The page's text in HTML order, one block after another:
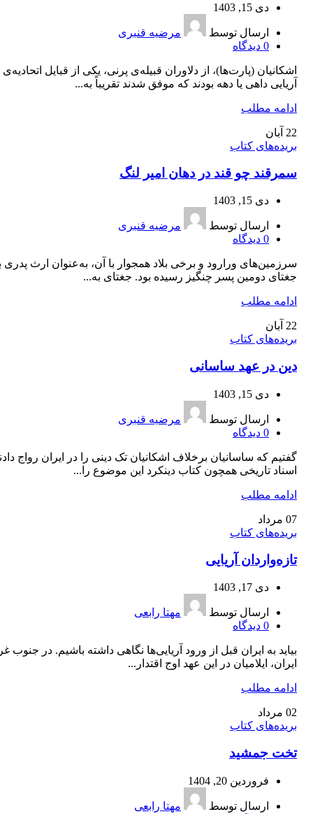
دی 15, 1403
ارسال توسط
مرضیه قنبری
0 دیدگاه
اشکانیان (پارت‌ها)، از دلاوران قبیله‌ی پرنی، یکی از قبایل اتحادیه‌ی
آریایی داهی یا دهه بودند که موفق شدند تقریباً به...
ادامه مطلب
22 آبان
بریده‌های کتاب
سمرقند چو قند در دهان امیر لنگ
دی 15, 1403
ارسال توسط
مرضیه قنبری
0 دیدگاه
سرزمین‌های ورارود و برخی بلاد همجوار با آن، به‌عنوان ارث پدری
جغتای دومین پسر چنگیز رسیده بود. جغتای به...
ادامه مطلب
22 آبان
بریده‌های کتاب
دین در عهد ساسانی
دی 15, 1403
ارسال توسط
مرضیه قنبری
0 دیدگاه
گفتیم که ساسانیان برخلاف اشکانیان تک دینی را در ایران رواج
اسناد تاریخی همچون کتاب دینکرد این موضوع را...
ادامه مطلب
07 مرداد
بریده‌های کتاب
تازه‌‌واردان آریایی
دی 17, 1403
ارسال توسط
مهتا رابعی
0 دیدگاه
بیاید به ایران قبل از ورود آریایی‌ها نگاهی داشته باشیم. در جنوب
ایران، ایلامیان در این عهد اوج اقتدار...
ادامه مطلب
02 مرداد
بریده‌های کتاب
تخت ‌جمشید
فروردین 20, 1404
ارسال توسط
مهتا رابعی